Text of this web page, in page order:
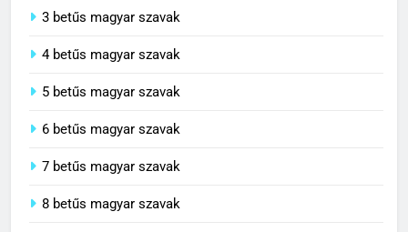
3 betűs magyar szavak
4 betűs magyar szavak
5 betűs magyar szavak
6 betűs magyar szavak
7 betűs magyar szavak
8 betűs magyar szavak